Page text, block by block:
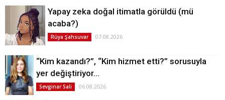
Yapay zeka doğal itimatla görüldü (mü
acaba?)
Rüya Şahsuvar 07.08.2026
“Kim kazandı?”, “Kim hizmet etti?” sorusuyla
yer değiştiriyor…
Sevginar Sali 06.08.2026